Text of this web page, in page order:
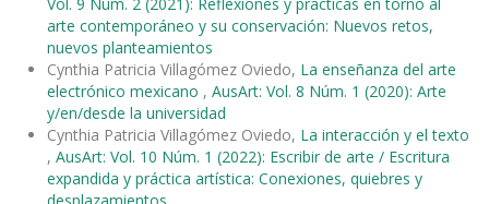
Vol. 9 Núm. 2 (2021): Reflexiones y prácticas en torno al
arte contemporáneo y su conservación: Nuevos retos,
nuevos planteamientos
Cynthia Patricia Villagómez Oviedo, La enseñanza del arte
electrónico mexicano , AusArt: Vol. 8 Núm. 1 (2020): Arte
y/en/desde la universidad
Cynthia Patricia Villagómez Oviedo, La interacción y el texto
, AusArt: Vol. 10 Núm. 1 (2022): Escribir de arte / Escritura
expandida y práctica artística: Conexiones, quiebres y